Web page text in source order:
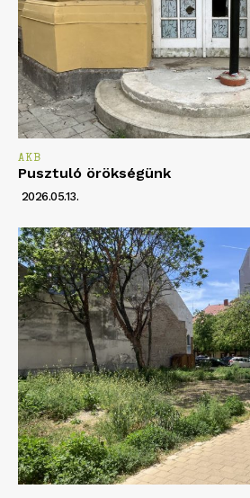
AKB
Pusztuló örökségünk
2026.05.13.